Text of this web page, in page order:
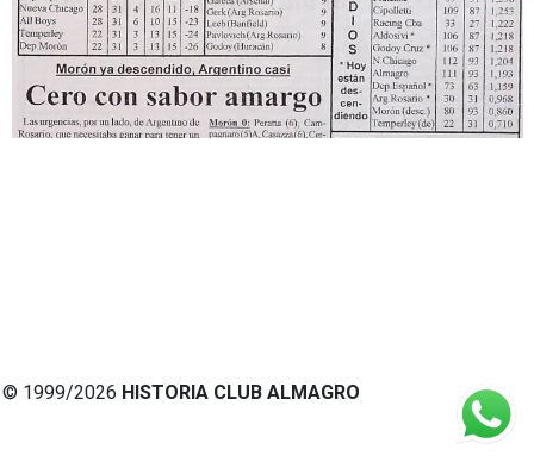
© 1999/2026 HISTORIA CLUB ALMAGRO